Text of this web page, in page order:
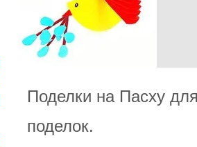
Поделки на Пасху
поделок.